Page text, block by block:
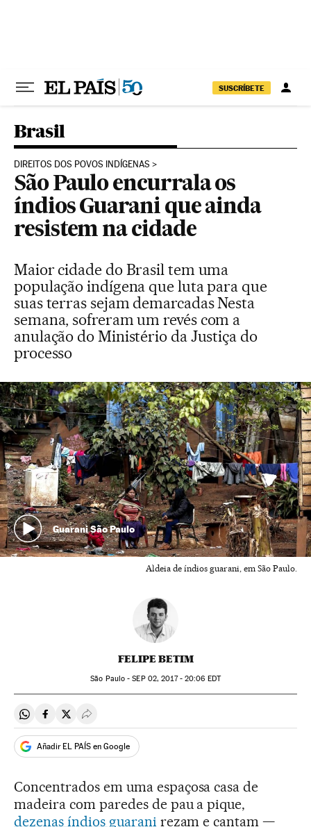
SUSCRÍBETE
Brasil
DIREITOS DOS POVOS INDÍGENAS
São Paulo encurrala os
índios Guarani que ainda
resistem na cidade
Maior cidade do Brasil tem uma
população indígena que luta para que
suas terras sejam demarcadas Nesta
semana, sofreram um revés com a
anulação do Ministério da Justiça do
processo
Guarani São Paulo
Aldeia de índios guarani, em São Paulo.
FELIPE BETIM
São Paulo -SEP02, 2017 - 20:06 EDT
Compartir en Whatsapp
Compartir en Facebook
Compartir en Twitter
Desplegar Redes Sociales
Añadir EL PAÍS en Google
Concentrados em uma espaçosa casa de
madeira com paredes de pau a pique,
dezenas índios guarani rezam e cantam —